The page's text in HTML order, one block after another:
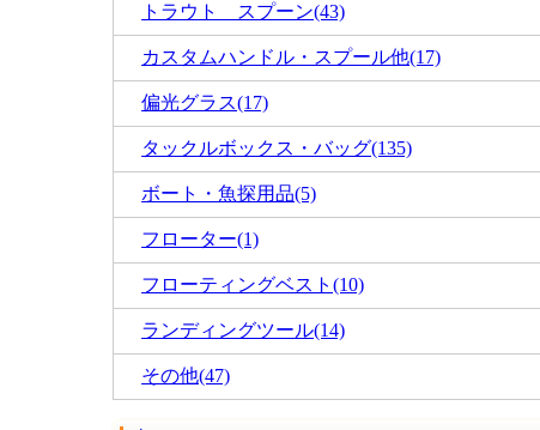
トラウト スプーン(43)
カスタムハンドル・スプール他(17)
偏光グラス(17)
タックルボックス・バッグ(135)
ボート・魚探用品(5)
フローター(1)
フローティングベスト(10)
ランディングツール(14)
その他(47)